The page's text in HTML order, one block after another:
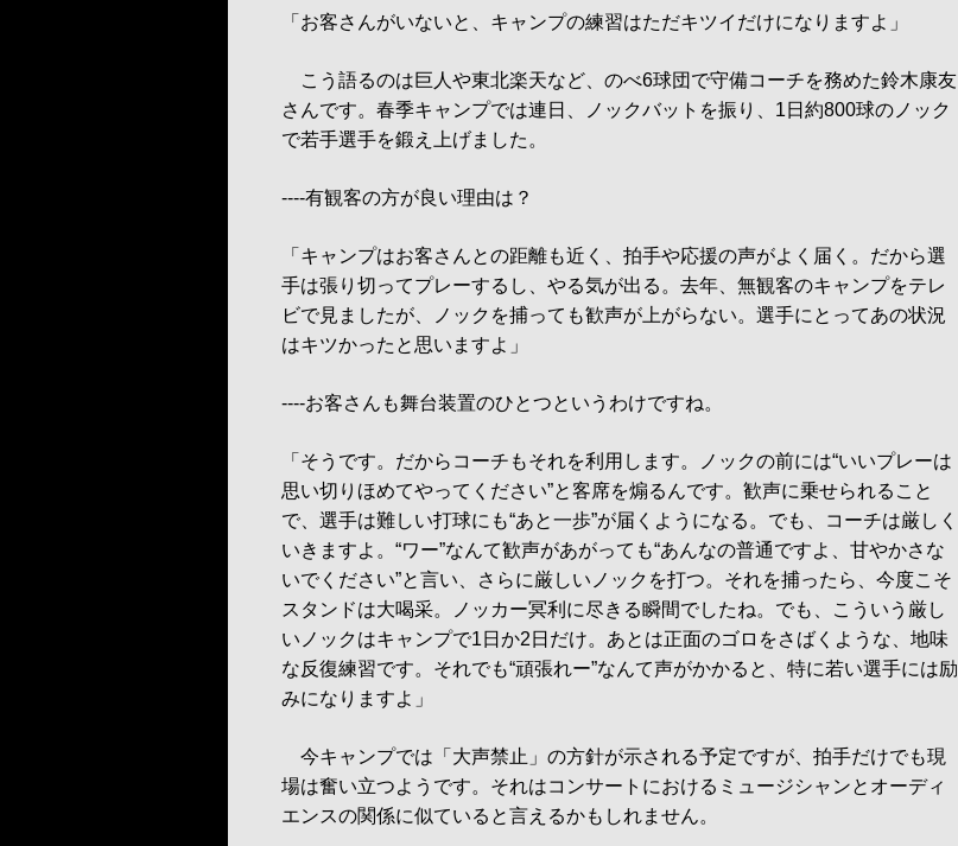
「お客さんがいないと、キャンプの練習はただキツイだけになりますよ」
こう語るのは巨人や東北楽天など、のべ6球団で守備コーチを務めた鈴木康友
さんです。春季キャンプでは連日、ノックバットを振り、1日約800球のノック
で若手選手を鍛え上げました。
----有観客の方が良い理由は？
「キャンプはお客さんとの距離も近く、拍手や応援の声がよく届く。だから選
手は張り切ってプレーするし、やる気が出る。去年、無観客のキャンプをテレ
ビで見ましたが、ノックを捕っても歓声が上がらない。選手にとってあの状況
はキツかったと思いますよ」
----お客さんも舞台装置のひとつというわけですね。
「そうです。だからコーチもそれを利用します。ノックの前には“いいプレーは
思い切りほめてやってください”と客席を煽るんです。歓声に乗せられること
で、選手は難しい打球にも“あと一歩”が届くようになる。でも、コーチは厳しく
いきますよ。“ワー”なんて歓声があがっても“あんなの普通ですよ、甘やかさな
いでください”と言い、さらに厳しいノックを打つ。それを捕ったら、今度こそ
スタンドは大喝采。ノッカー冥利に尽きる瞬間でしたね。でも、こういう厳し
いノックはキャンプで1日か2日だけ。あとは正面のゴロをさばくような、地味
な反復練習です。それでも“頑張れー”なんて声がかかると、特に若い選手には励
みになりますよ」
今キャンプでは「大声禁止」の方針が示される予定ですが、拍手だけでも現
場は奮い立つようです。それはコンサートにおけるミュージシャンとオーディ
エンスの関係に似ていると言えるかもしれません。